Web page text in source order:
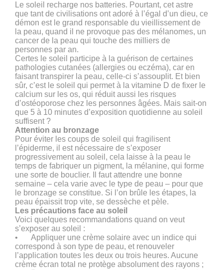
Le soleil recharge nos batteries. Pourtant, cet astre
que tant de civilisations ont adoré à l’égal d’un dieu, ce
démon est le grand responsable du vieillissement de
la peau, quand il ne provoque pas des mélanomes, un
cancer de la peau qui touche des milliers de
personnes par an.
Certes le soleil participe à la guérison de certaines
pathologies cutanées (allergies ou eczéma), car en
faisant transpirer la peau, celle-ci s’assouplit. Et bien
sûr, c’est le soleil qui permet à la vitamine D de fixer le
calcium sur les os, qui réduit aussi les risques
d’ostéoporose chez les personnes âgées. Mais sait-on
que 5 à 10 minutes d’exposition quotidienne au soleil
suffisent ?
Attention au bronzage
Pour éviter les coups de soleil qui fragilisent
l’épiderme, il est nécessaire de s’exposer
progressivement au soleil, cela laisse à la peau le
temps de fabriquer un pigment, la mélanine, qui forme
une sorte de bouclier. Il faut attendre une bonne
semaine – cela varie avec le type de peau – pour que
le bronzage se constitue. Si l’on brûle les étapes, la
peau épaissit trop vite, se dessèche et pèle.
Les précautions face au soleil
Voici quelques recommandations quand on veut
s’exposer au soleil :
•
Appliquer une crème solaire avec un indice qui
correspond à son type de peau, et renouveler
l’application toutes les deux ou trois heures. Aucune
crème écran total ne protège absolument des rayons ;